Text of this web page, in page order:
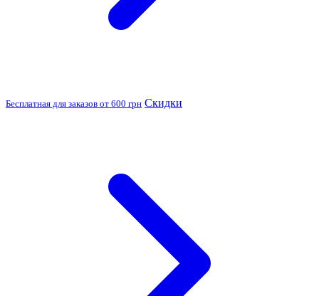
Бесплатная для заказов от 600 грн Скидки